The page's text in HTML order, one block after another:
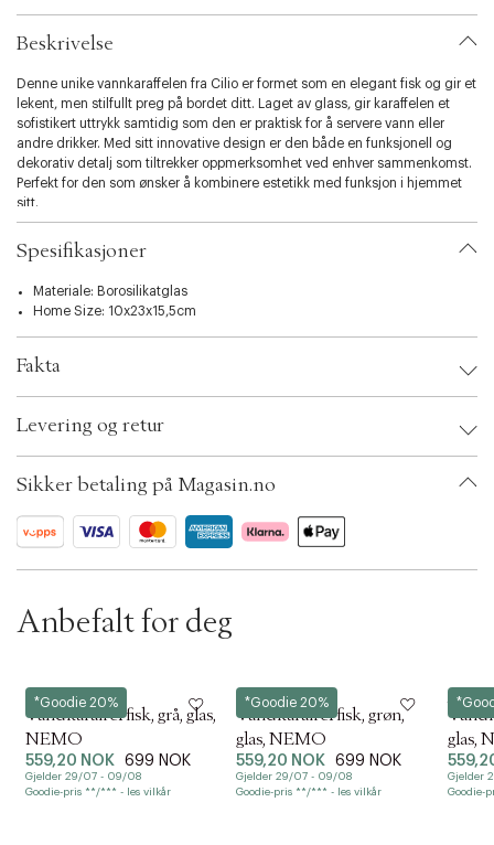
t
.
a
r
i
a
t
i
o
.
e
l
t
n
Beskrivelse
Denne unike vannkaraffelen fra Cilio er formet som en elegant fisk og gir et
lekent, men stilfullt preg på bordet ditt. Laget av glass, gir karaffelen et
sofistikert uttrykk samtidig som den er praktisk for å servere vann eller
andre drikker. Med sitt innovative design er den både en funksjonell og
dekorativ detalj som tiltrekker oppmerksomhet ved enhver sammenkomst.
Perfekt for den som ønsker å kombinere estetikk med funksjon i hjemmet
sitt.
Spesifikasjoner
Materiale: Borosilikatglas
Home Size: 10x23x15,5cm
Fakta
EAN: 4017166291308
ID: BKMS23-0008
Levering og retur
Sikker betaling på Magasin.no
Anbefalt for deg
*Goodie 20%
CILIO
Vandkaraffel fisk, grå, glas,
NEMO
559,20 NOK 699 NOK
Gjelder 29/07 - 09/08
Goodie-pris **/*** - les vilkår
*Goodie 20%
CILIO
Vandkaraffel fisk, grøn,
glas, NEMO
559,20 NOK 699 NOK
Gjelder 29/07 - 09/08
Goodie-pris **/*** - les vilkår
CILIO
glas,
Gjelder
Goodie-